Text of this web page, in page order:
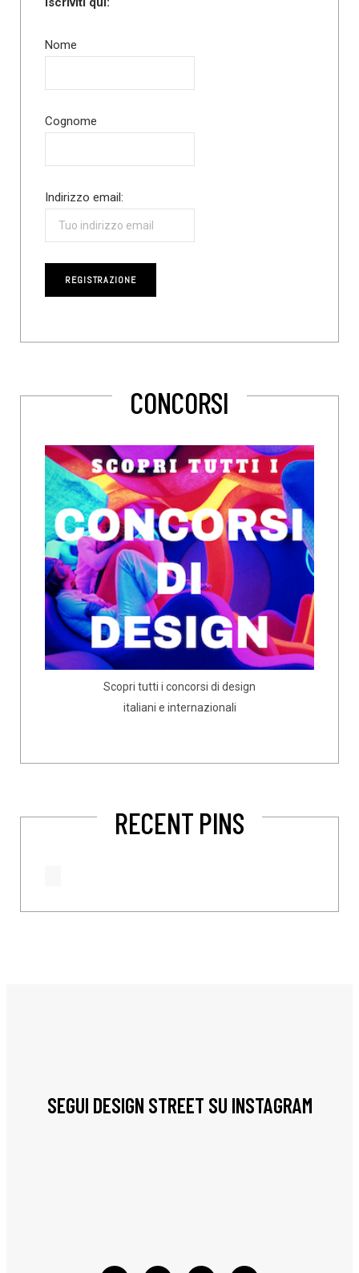
Nome
Cognome
Indirizzo email:
CONCORSI
Scopri tutti i concorsi di design
italiani e internazionali
RECENT PINS
SEGUI DESIGN STREET SU INSTAGRAM